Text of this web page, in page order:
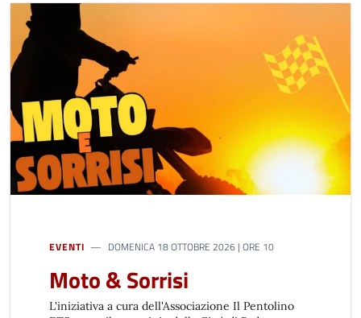
EVENTI DOMENICA 18 OTTOBRE 2026 | ORE 10
Moto & Sorrisi
L'iniziativa a cura dell'Associazione Il Pentolino